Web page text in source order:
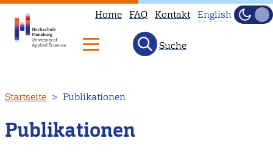
zum
Inhalt
Home FAQ Kontakt English
Hell
Suche
Startseite Publikationen
Publikationen